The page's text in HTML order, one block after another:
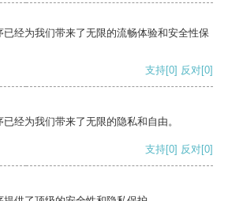
经为我们带来了无限的流畅体验和安全性保
支持[0] 反对[0]
经为我们带来了无限的隐私和自由。
支持[0] 反对[0]